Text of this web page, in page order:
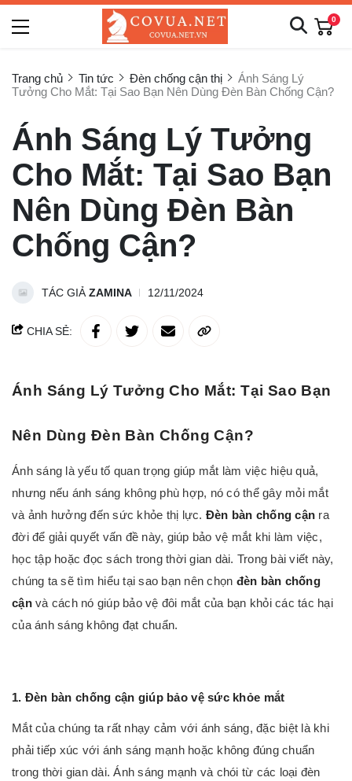
0
Trang chủ Tin tức Đèn chống cận thị
Ánh Sáng Lý
Tưởng Cho Mắt: Tại Sao Bạn Nên Dùng Đèn Bàn Chống Cận?
Ánh Sáng Lý Tưởng
Cho Mắt: Tại Sao Bạn
Nên Dùng Đèn Bàn
Chống Cận?
TÁC GIẢZAMINA 12/11/2024
CHIA SẺ:
Ánh Sáng Lý Tưởng Cho Mắt: Tại Sao Bạn
Nên Dùng Đèn Bàn Chống Cận?
Ánh sáng là yếu tố quan trọng giúp mắt làm việc hiệu quả,
nhưng nếu ánh sáng không phù hợp, nó có thể gây mỏi mắt
và ảnh hưởng đến sức khỏe thị lực. Đèn bàn chống cận ra
đời để giải quyết vấn đề này, giúp bảo vệ mắt khi làm việc,
học tập hoặc đọc sách trong thời gian dài. Trong bài viết này,
chúng ta sẽ tìm hiểu tại sao bạn nên chọn đèn bàn chống
cận và cách nó giúp bảo vệ đôi mắt của bạn khỏi các tác hại
của ánh sáng không đạt chuẩn.
1. Đèn bàn chống cận giúp bảo vệ sức khỏe mắt
Mắt của chúng ta rất nhạy cảm với ánh sáng, đặc biệt là khi
phải tiếp xúc với ánh sáng mạnh hoặc không đúng chuẩn
trong thời gian dài. Ánh sáng mạnh và chói từ các loại đèn